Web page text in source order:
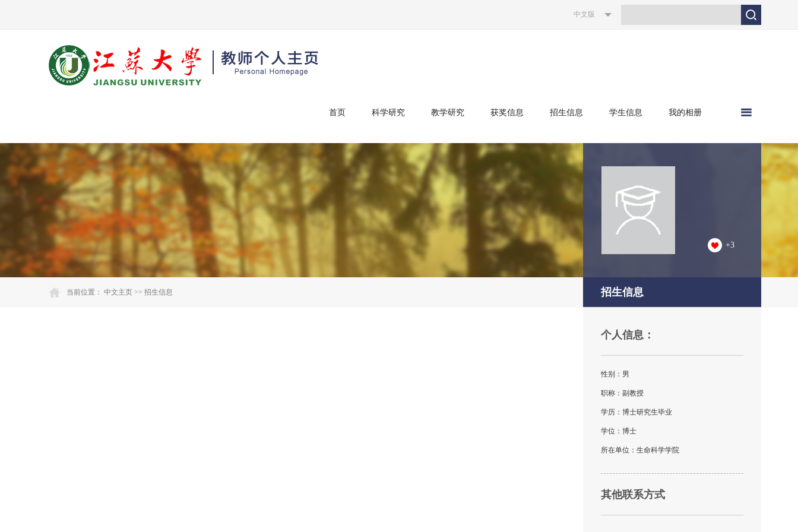
中文版
首页 科学研究 教学研究 获奖信息 招生信息 学生信息 我的相册
当前位置： 中文主页 >> 招生信息
+3
招生信息
个人信息：
性别：男
职称：副教授
学历：博士研究生毕业
学位：博士
所在单位：生命科学学院
其他联系方式